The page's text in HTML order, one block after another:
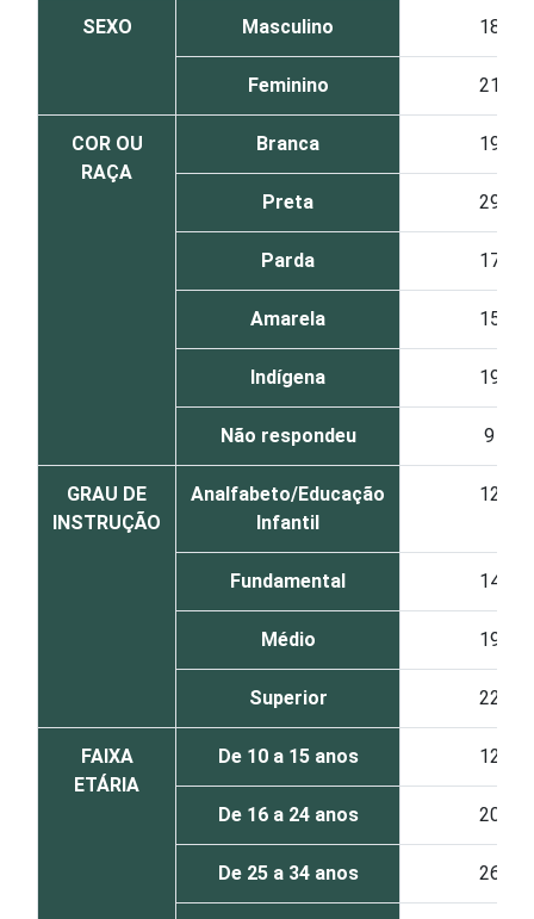
SEXO Masculino 18
Feminino 21
COR OU
RAÇA
Branca 19
Preta 29
Parda 17
Amarela 15
Indígena 19
Não respondeu 9
GRAU DE
INSTRUÇÃO
Analfabeto/Educação
Infantil
12
Fundamental 14
Médio 19
Superior 22
FAIXA
ETÁRIA
De 10 a 15 anos 12
De 16 a 24 anos 20
De 25 a 34 anos 26